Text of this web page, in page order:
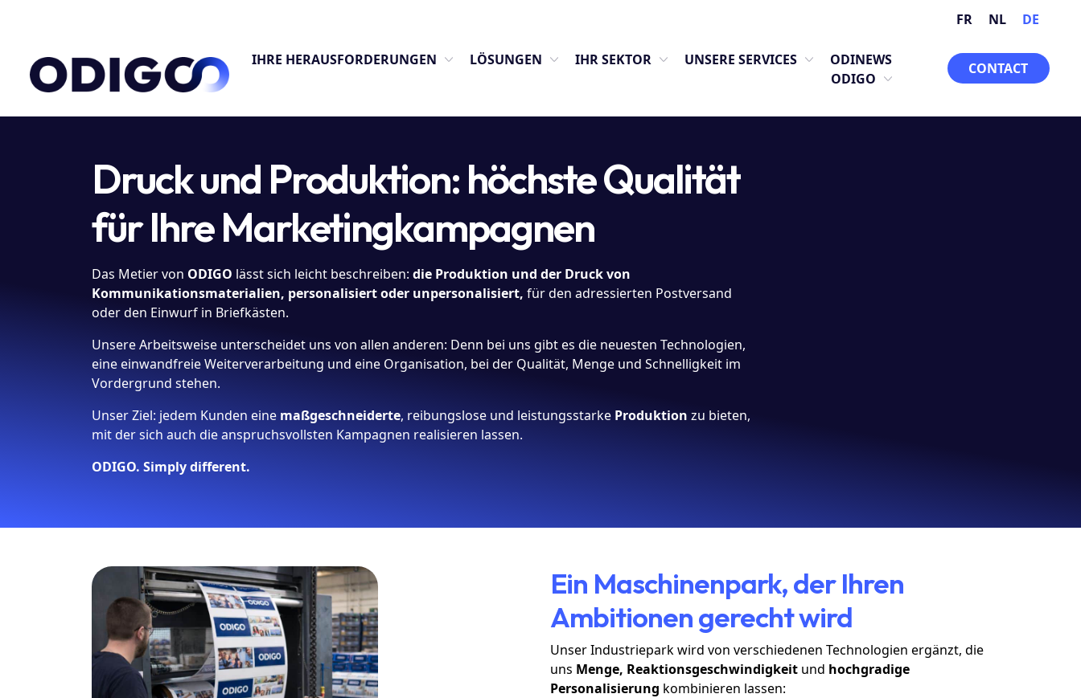
FR NL DE
IHRE HERAUSFORDERUNGEN LÖSUNGEN IHR SEKTOR UNSERE SERVICES
ODINEWS
ODIGO
CONTACT
Druck und Produktion: höchste Qualität
für Ihre Marketingkampagnen
Das Metier von ODIGO lässt sich leicht beschreiben: die Produktion und der Druck von
Kommunikationsmaterialien, personalisiert oder unpersonalisiert, für den adressierten Postversand
oder den Einwurf in Briefkästen.
Unsere Arbeitsweise unterscheidet uns von allen anderen: Denn bei uns gibt es die neuesten Technologien,
eine einwandfreie Weiterverarbeitung und eine Organisation, bei der Qualität, Menge und Schnelligkeit im
Vordergrund stehen.
Unser Ziel: jedem Kunden eine maßgeschneiderte, reibungslose und leistungsstarke Produktion zu bieten,
mit der sich auch die anspruchsvollsten Kampagnen realisieren lassen.
ODIGO. Simply different.
Ein Maschinenpark, der Ihren
Ambitionen gerecht wird
Unser Industriepark wird von verschiedenen Technologien ergänzt, die
uns Menge, Reaktionsgeschwindigkeit und hochgradige
Personalisierung kombinieren lassen: